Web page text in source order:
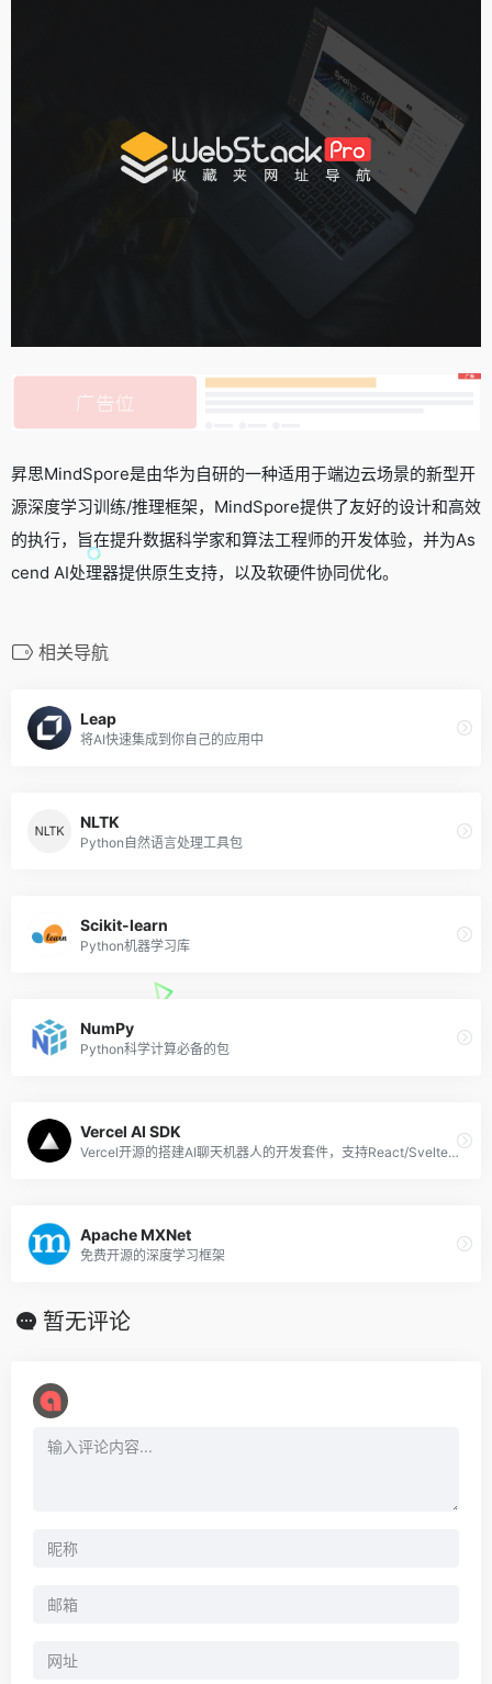
昇思MindSpore是由华为自研的一种适用于端边云场景的新型开
源深度学习训练/推理框架，MindSpore提供了友好的设计和高效
的执行，旨在提升数据科学家和算法工程师的开发体验，并为As
cend AI处理器提供原生支持，以及软硬件协同优化。
相关导航
Leap
将AI快速集成到你自己的应用中
NLTK
Python自然语言处理工具包
Scikit-learn
Python机器学习库
NumPy
Python科学计算必备的包
Vercel AI SDK
Vercel开源的搭建AI聊天机器人的开发套件，支持React/Svelte/Vue等框架
Apache MXNet
免费开源的深度学习框架
暂无评论